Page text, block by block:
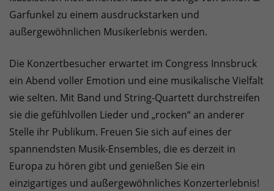
Garfunkel zu einem ausdruckstarken und
außergewöhnlichen Musikerlebnis werden.
Die Konzertbesucher erwartet im Congress Innsbruck
ein Abend voller Emotion und eine musikalische Vielfalt
wie selten. Mit Band und String-Quartett durchstreifen
sie die gefühlvollen Lieder und „rocken“ an anderer
Stelle ihr Publikum. Freuen Sie sich auf eines der
spannendsten Musik-Ensembles, die es derzeit in
Europa zu hören gibt und genießen Sie ein
einzigartiges und außergewöhnliches Konzerterlebnis!